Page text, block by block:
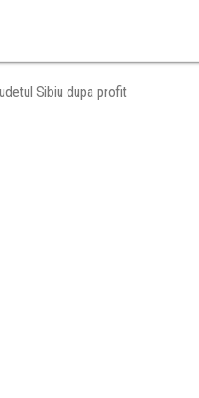
Sibiu dupa profit